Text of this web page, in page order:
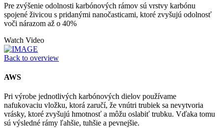
Pre zvýšenie odolnosti karbónových rámov sú vrstvy karbónu
spojené živicou s pridanými nanočasticami, ktoré zvyšujú odolnosť
voči nárazom až o 40%
Watch Video
Back to overview
AWS
Pri výrobe jednotlivých karbónových dielov používame
nafukovaciu vložku, ktorá zaručí, že vnútri trubiek sa nevytvoria
vrásky, ktoré zvyšujú hmotnosť a môžu oslabiť trubku. Vďaka tomu
sú výsledné rámy ľahšie, tuhšie a pevnejšie.